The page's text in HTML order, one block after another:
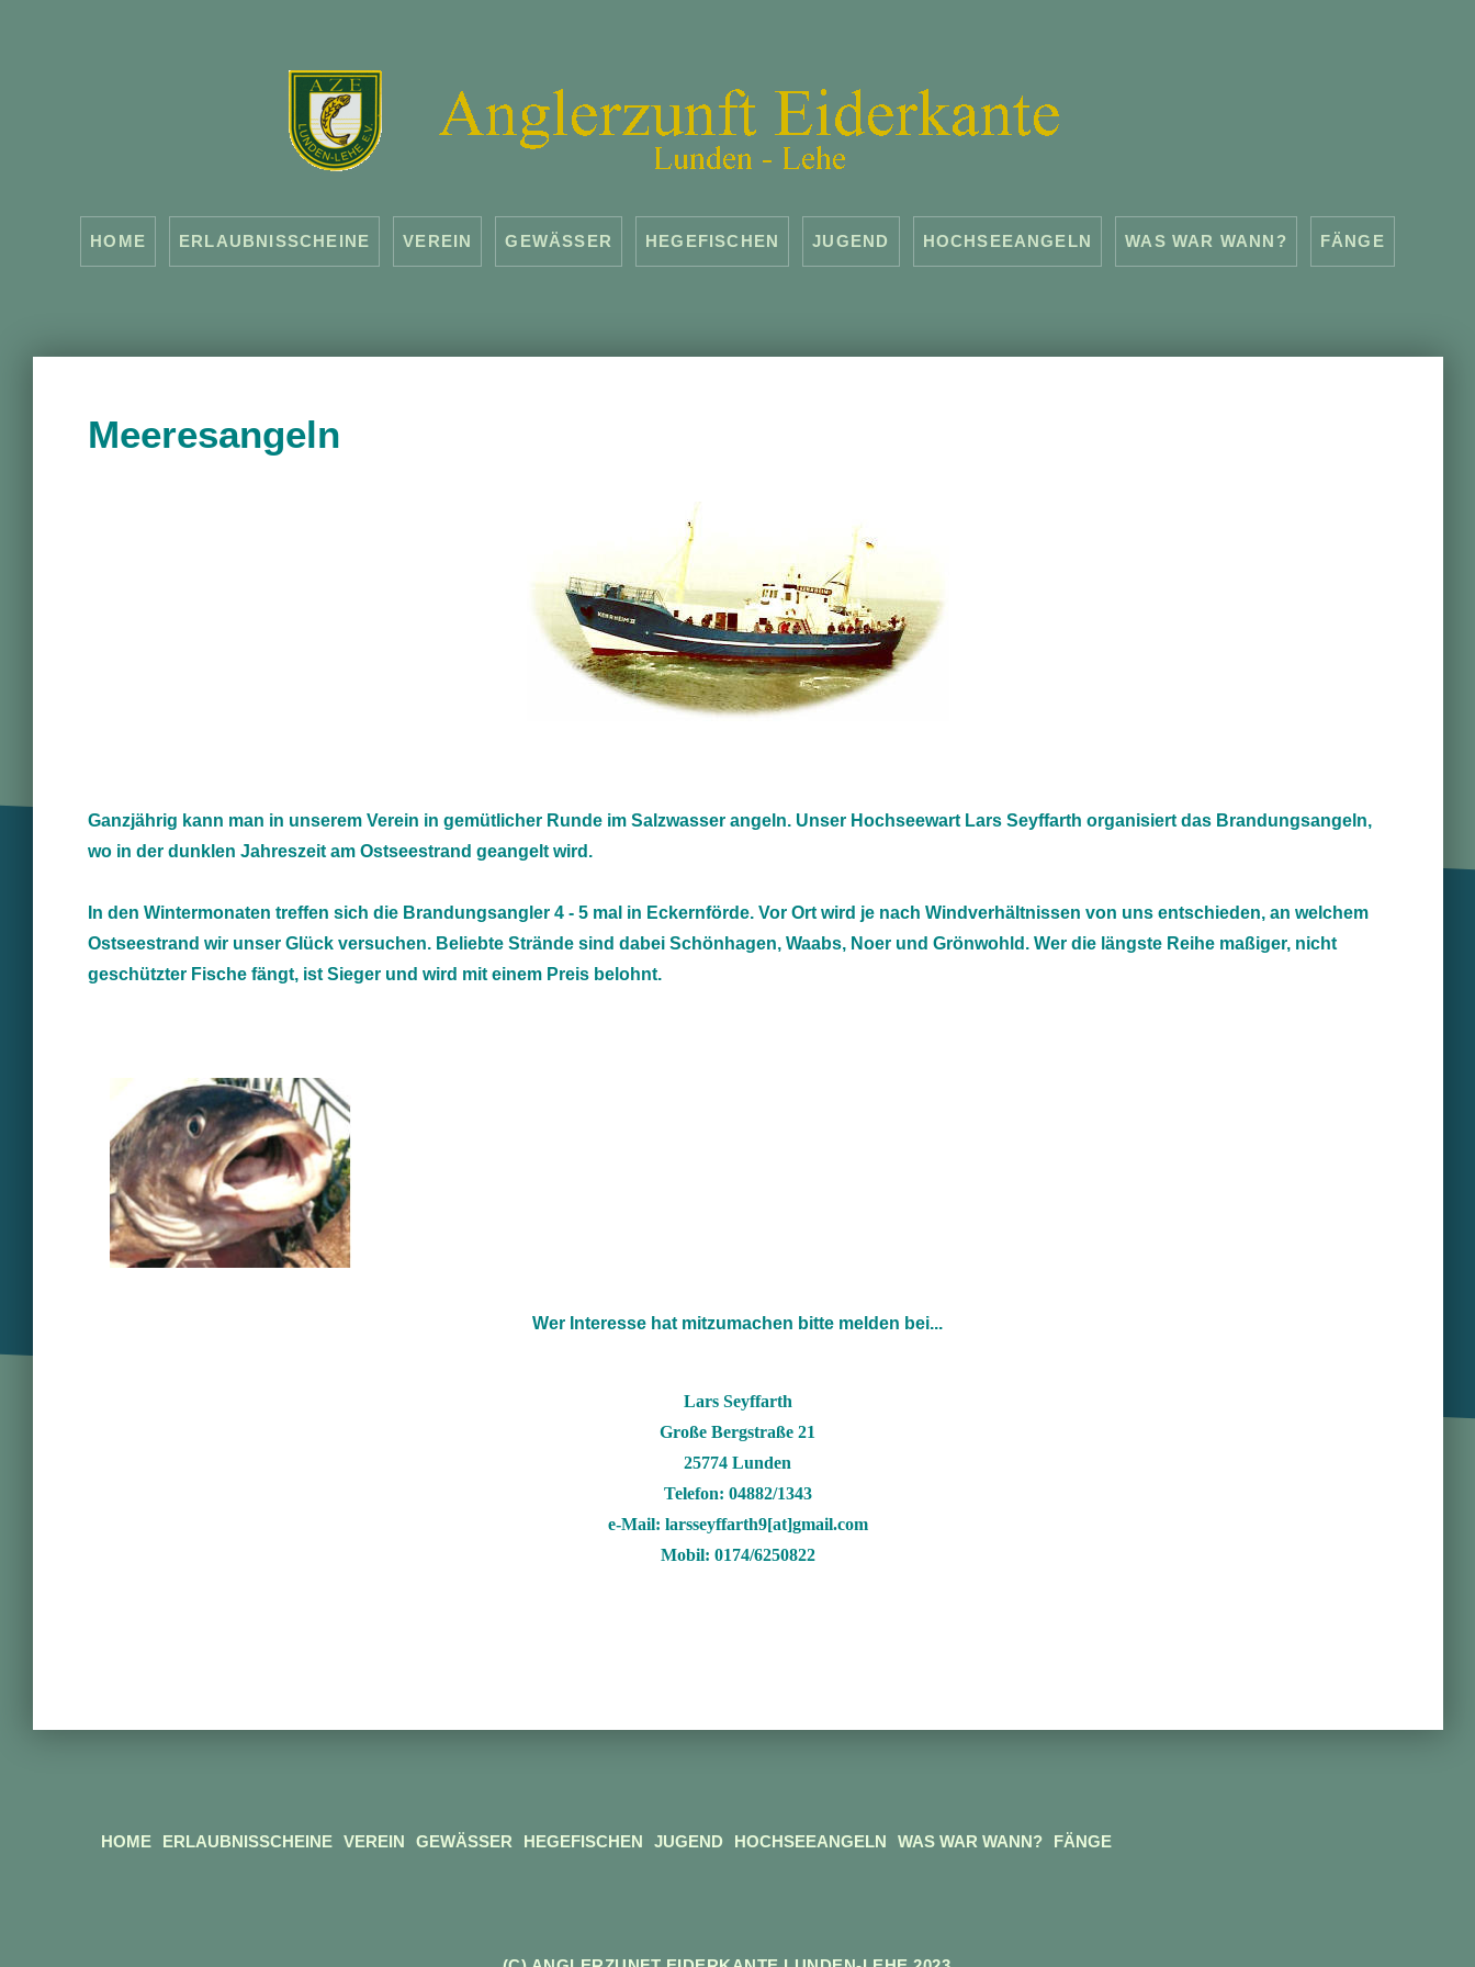
HOME ERLAUBNISSCHEINE VEREIN GEWÄSSER HEGEFISCHEN JUGEND HOCHSEEANGELN WAS WAR WANN? FÄNGE
Meeresangeln
Ganzjährig kann man in unserem Verein in gemütlicher Runde im Salzwasser angeln. Unser Hochseewart Lars Seyffarth organisiert das Brandungsangeln,
wo in der dunklen Jahreszeit am Ostseestrand geangelt wird.
In den Wintermonaten treffen sich die Brandungsangler 4 - 5 mal in Eckernförde. Vor Ort wird je nach Windverhältnissen von uns entschieden, an welchem
Ostseestrand wir unser Glück versuchen. Beliebte Strände sind dabei Schönhagen, Waabs, Noer und Grönwohld. Wer die längste Reihe maßiger, nicht
geschützter Fische fängt, ist Sieger und wird mit einem Preis belohnt.
Wer Interesse hat mitzumachen bitte melden bei...
Lars Seyffarth
Große Bergstraße 21
25774 Lunden
Telefon: 04882/1343
e-Mail: larsseyffarth9[at]gmail.com
Mobil: 0174/6250822
HOME ERLAUBNISSCHEINE VEREIN GEWÄSSER HEGEFISCHEN JUGEND HOCHSEEANGELN WAS WAR WANN? FÄNGE